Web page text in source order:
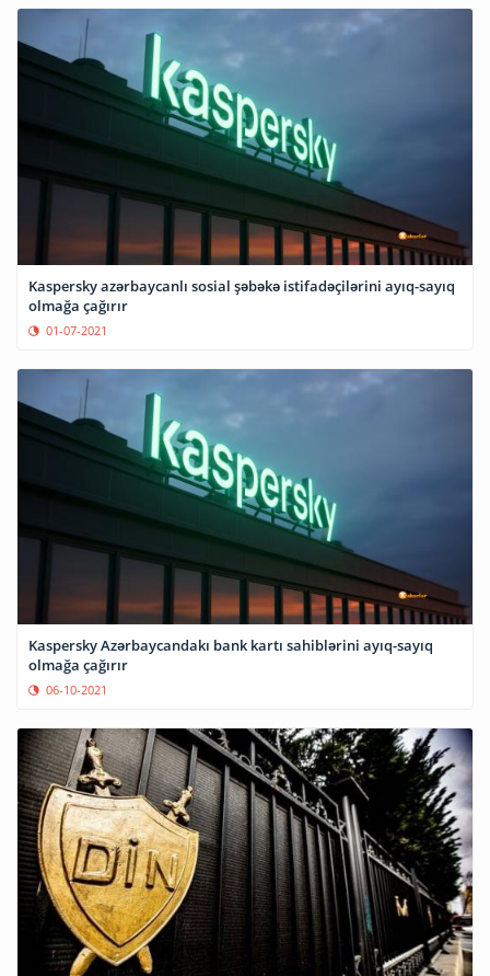
Kaspersky azərbaycanlı sosial şəbəkə istifadəçilərini ayıq-sayıq
olmağa çağırır
01-07-2021
Kaspersky Azərbaycandakı bank kartı sahiblərini ayıq-sayıq
olmağa çağırır
06-10-2021